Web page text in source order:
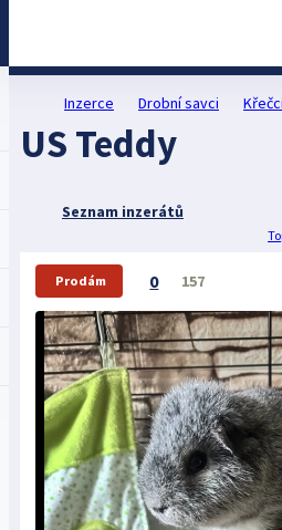
Inzerce Drobní savci
US Teddy
Seznam inzerátů
Prodám 0 157